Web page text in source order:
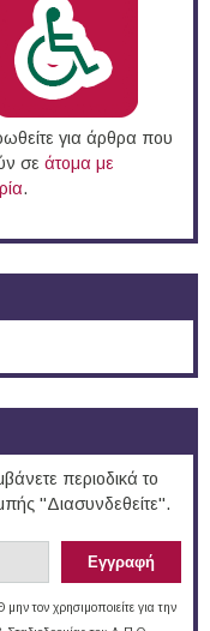
για άρθρα που
σε άτομα με
.
περιοδικά το
"Διασυνδεθείτε".
τον χρησιμοποιείτε για την